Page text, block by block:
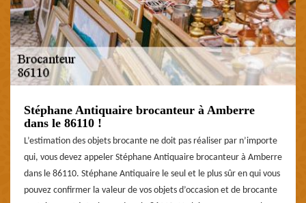
Stéphane Antiquaire brocanteur à Amberre
dans le 86110 !
L’estimation des objets brocante ne doit pas réaliser par n’importe
qui, vous devez appeler Stéphane Antiquaire brocanteur à Amberre
dans le 86110. Stéphane Antiquaire le seul et le plus sûr en qui vous
pouvez confirmer la valeur de vos objets d’occasion et de brocante